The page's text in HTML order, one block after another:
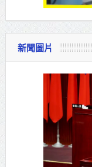
新聞圖片